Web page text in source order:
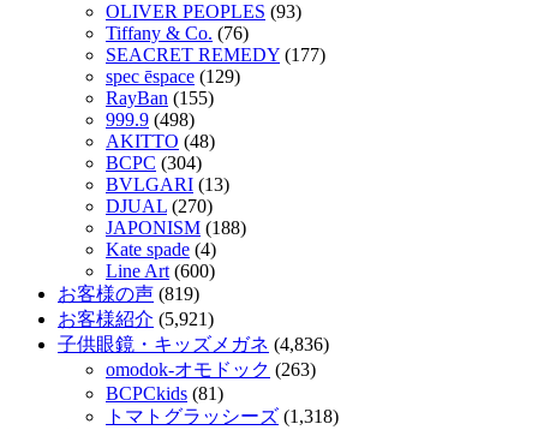
OLIVER PEOPLES (93)
Tiffany & Co. (76)
SEACRET REMEDY (177)
spec ēspace (129)
RayBan (155)
999.9 (498)
AKITTO (48)
BCPC (304)
BVLGARI (13)
DJUAL (270)
JAPONISM (188)
Kate spade (4)
Line Art (600)
お客様の声 (819)
お客様紹介 (5,921)
子供眼鏡・キッズメガネ (4,836)
omodok-オモドック (263)
BCPCkids (81)
トマトグラッシーズ (1,318)